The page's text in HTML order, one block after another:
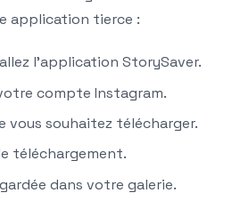
application tierce :
l’application StorySaver.
compte Instagram.
vous souhaitez télécharger.
téléchargement.
dans votre galerie.